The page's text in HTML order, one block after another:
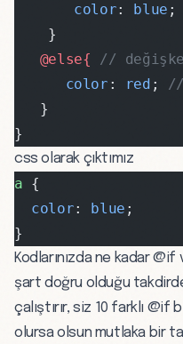
       color
: blue ;
    }
   @else{
//
      color
: red ;
   }
}
css olarak çıktımız
a {
  color
: blue ;
}
Kodlarınızda ne kadar
şart doğru olduğu
çalıştırır, siz 10 farklı @if
olursa olsun mutlaka bir